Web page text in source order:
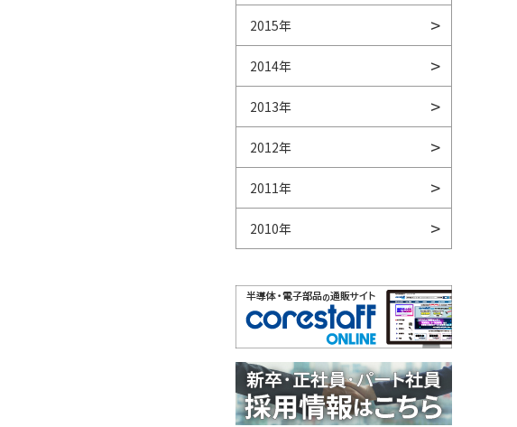
2015年
2014年
2013年
2012年
2011年
2010年